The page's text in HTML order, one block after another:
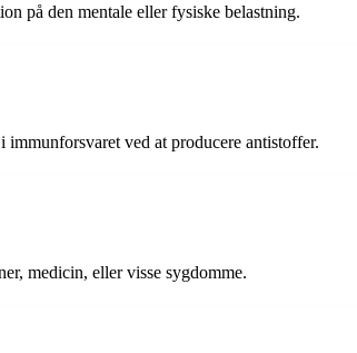
på den mentale eller fysiske belastning.
ved at producere antistoffer.
medicin, eller visse sygdomme.